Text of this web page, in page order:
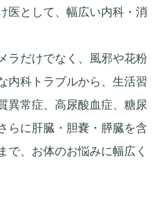
医として、幅広い内科・消
ラだけでなく、風邪や花粉
内科トラブルから、生活習
異常症、高尿酸血症、糖尿
らに肝臓・胆嚢・膵臓を含
で、お体のお悩みに幅広く